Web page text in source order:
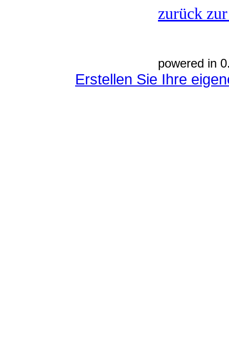
zurück
powered in
Erstellen Sie Ihre